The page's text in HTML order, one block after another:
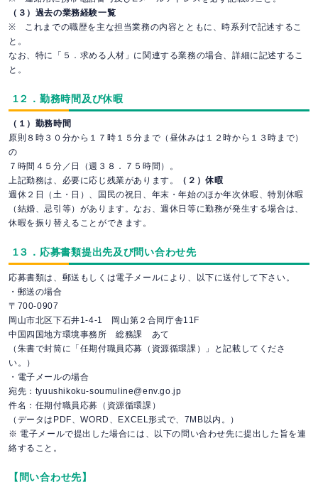
（３）過去の業務経験一覧
※ これまでの職歴を主な担当業務の内容とともに、時系列で記述するこ
と。
なお、特に「５．求める人材」に関連する業務の場合、詳細に記述するこ
と。
1２．勤務時間及び休暇
（１）勤務時間
原則８時３０分から１７時１５分まで（昼休みは１２時から１３時まで）
の
７時間４５分／日（週３８．７５時間）。
上記勤務は、必要に応じ残業があります。
（２）休暇
週休２日（土・日）、国民の祝日、年末・年始のほか年次休暇、特別休暇
（結婚、忌引等）があります。なお、週休日等に勤務が発生する場合は、
休暇を振り替えることができます。
1３．応募書類提出先及び問い合わせ先
応募書類は、郵送もしくは電子メールにより、以下に送付して下さい。
・郵送の場合
〒700-0907
岡山市北区下石井1-4-1 岡山第２合同庁舎11F
中国四国地方環境事務所 総務課 あて
（朱書で封筒に「任期付職員応募（資源循環課）」と記載してくださ
い。）
・電子メールの場合
宛先：tyuushikoku-soumuline@env.go.jp
件名：任期付職員応募（資源循環課）
（データはPDF、WORD、EXCEL形式で、7MB以内。）
※ 電子メールで提出した場合には、以下の問い合わせ先に提出した旨を連
絡すること。
【問い合わせ先】